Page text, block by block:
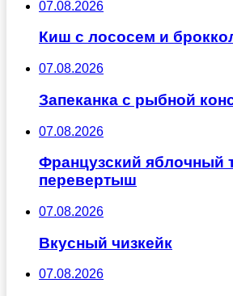
07.08.2026
Киш с лососем и
07.08.2026
Запеканка с рыбной
07.08.2026
Французский яблочный
перевертыш
07.08.2026
Вкусный чизкейк
07.08.2026